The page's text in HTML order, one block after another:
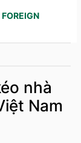
nhà
Nam